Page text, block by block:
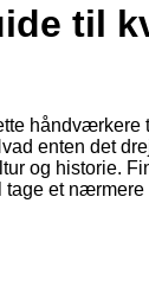
til
håndværkere
enten det
og historie.
et